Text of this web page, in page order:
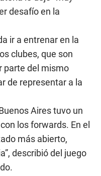
desafío en la
ir a entrenar en la
clubes, que son
parte del mismo
de representar a la
Aires tuvo un
los forwards. En el
más abierto,
describió del juego